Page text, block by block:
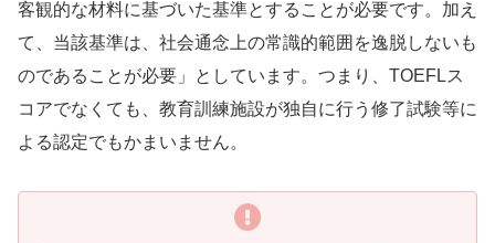
客観的な材料に基づいた基準とすることが必要です。加え
て、当該基準は、社会通念上の常識的範囲を逸脱しないも
のであることが必要」としています。つまり、TOEFLス
コアでなくても、教育訓練施設が独自に行う修了試験等に
よる認定でもかまいません。